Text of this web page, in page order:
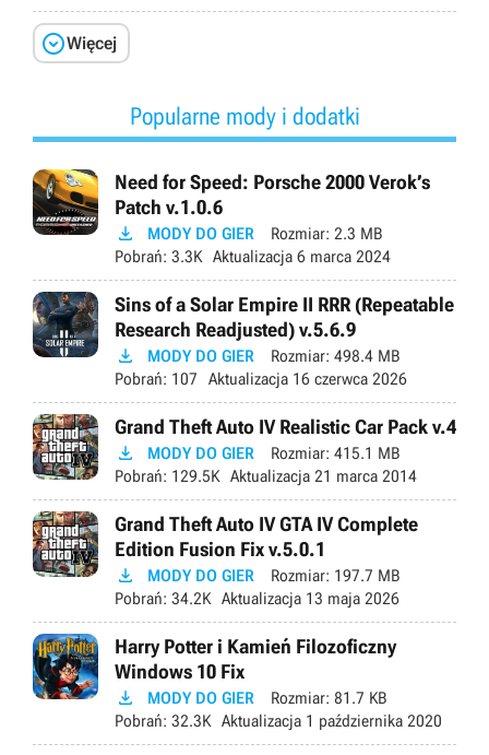
Więcej
Popularne mody i dodatki
Need for Speed: Porsche 2000 Verok’s
Patch v.1.0.6
 MODY DO GIER Rozmiar: 2.3 MB
Pobrań: 3.3K Aktualizacja 6 marca 2024
Sins of a Solar Empire II RRR (Repeatable
Research Readjusted) v.5.6.9
 MODY DO GIER Rozmiar: 498.4 MB
Pobrań: 107 Aktualizacja 16 czerwca 2026
Grand Theft Auto IV Realistic Car Pack v.4
 MODY DO GIER Rozmiar: 415.1 MB
Pobrań: 129.5K Aktualizacja 21 marca 2014
Grand Theft Auto IV GTA IV Complete
Edition Fusion Fix v.5.0.1
 MODY DO GIER Rozmiar: 197.7 MB
Pobrań: 34.2K Aktualizacja 13 maja 2026
Harry Potter i Kamień Filozoficzny
Windows 10 Fix
 MODY DO GIER Rozmiar: 81.7 KB
Pobrań: 32.3K Aktualizacja 1 października 2020